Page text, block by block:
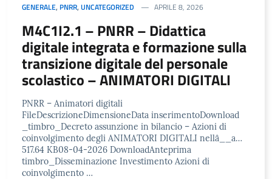
GENERALE, PNRR, UNCATEGORIZED APRILE 8, 2026
M4C1I2.1 – PNRR – Didattica
digitale integrata e formazione sulla
transizione digitale del personale
scolastico – ANIMATORI DIGITALI
PNRR – Animatori digitali
FileDescrizioneDimensioneData inserimentoDownload
_timbro_Decreto assunzione in bilancio – Azioni di
coinvolgimento degli ANIMATORI DIGITALI nellâ__a…
517.64 KB08-04-2026 DownloadAnteprima
timbro_Disseminazione Investimento Azioni di
coinvolgimento …